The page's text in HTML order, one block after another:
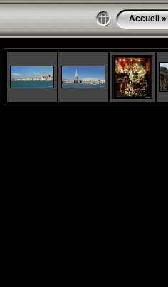
Accueil »